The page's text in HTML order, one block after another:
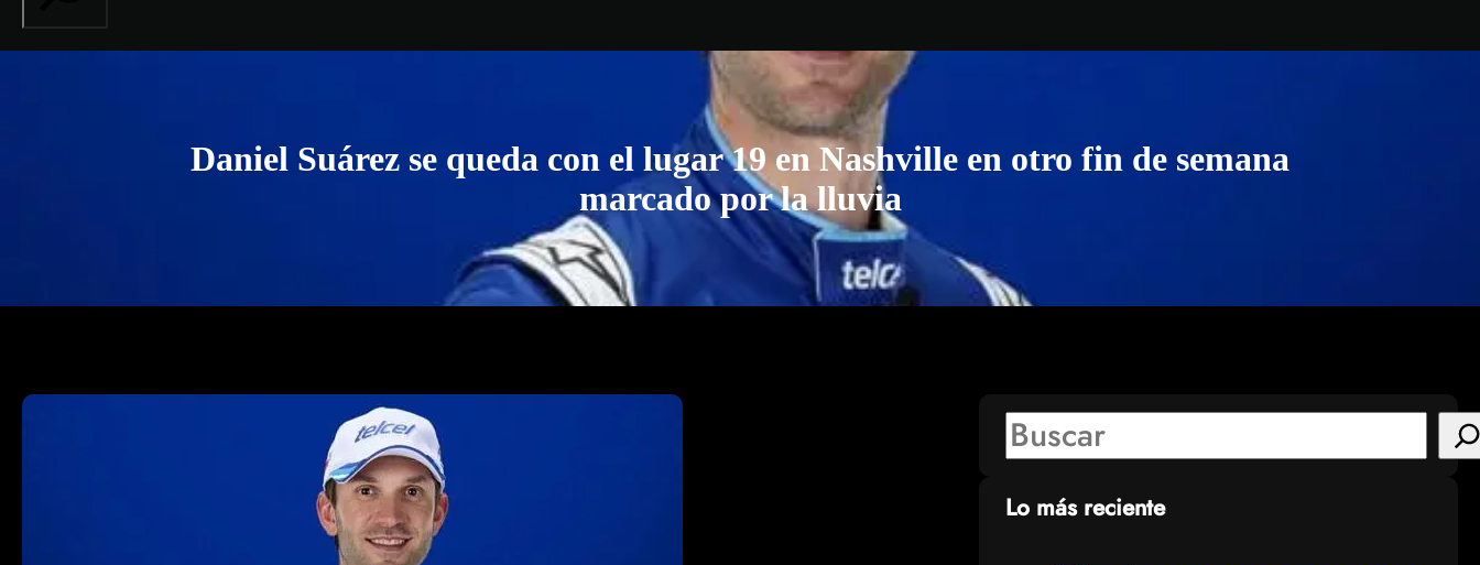
Daniel Suárez se queda con el lugar 19 en Nashville en otro fin de semana
marcado por la lluvia
S
eLo más reciente